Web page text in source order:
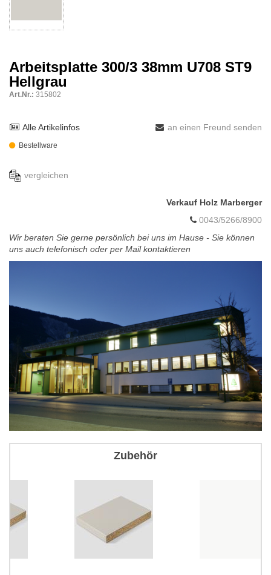
Arbeitsplatte 300/3 38mm U708 ST9
Hellgrau
Art.Nr.: 315802
Alle Artikelinfos an einen Freund senden
Bestellware
vergleichen
Verkauf Holz Marberger
0043/5266/8900
Wir beraten Sie gerne persönlich bei uns im Hause - Sie können
uns auch telefonisch oder per Mail kontaktieren
Zubehör